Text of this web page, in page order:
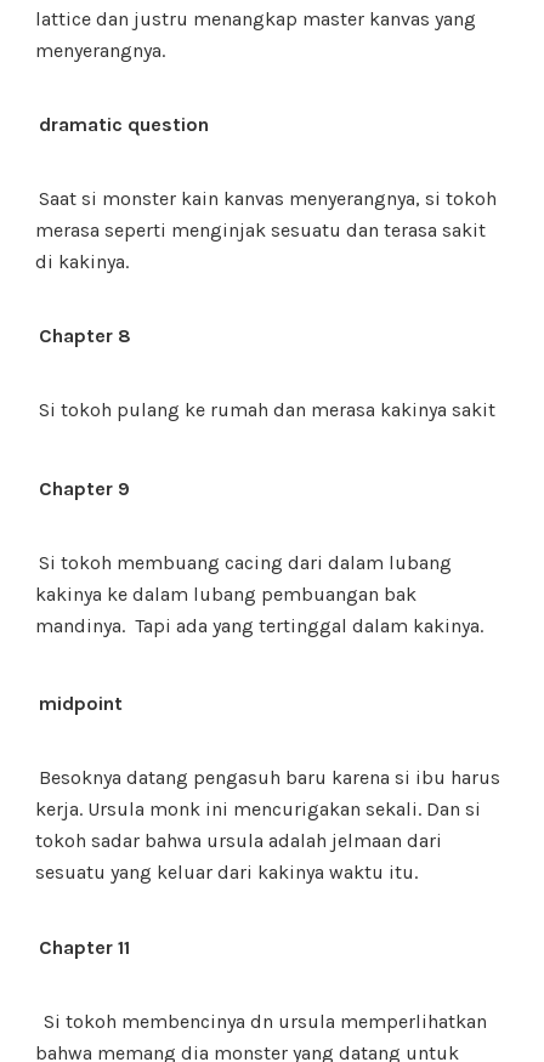
lattice dan justru menangkap master kanvas yang
menyerangnya.
dramatic question
Saat si monster kain kanvas menyerangnya, si tokoh
merasa seperti menginjak sesuatu dan terasa sakit
di kakinya.
Chapter 8
Si tokoh pulang ke rumah dan merasa kakinya sakit
Chapter 9
Si tokoh membuang cacing dari dalam lubang
kakinya ke dalam lubang pembuangan bak
mandinya. Tapi ada yang tertinggal dalam kakinya.
midpoint
Besoknya datang pengasuh baru karena si ibu harus
kerja. Ursula monk ini mencurigakan sekali. Dan si
tokoh sadar bahwa ursula adalah jelmaan dari
sesuatu yang keluar dari kakinya waktu itu.
Chapter 11
Si tokoh membencinya dn ursula memperlihatkan
bahwa memang dia monster yang datang untuk